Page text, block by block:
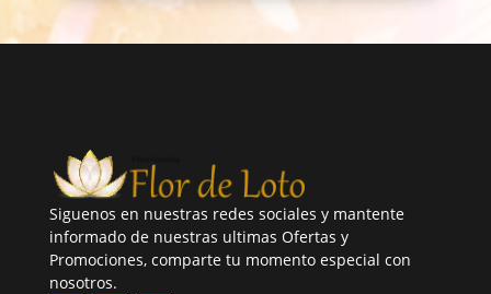
Siguenos en nuestras redes sociales y mantente
informado de nuestras ultimas Ofertas y
Promociones, comparte tu momento especial con
nosotros.